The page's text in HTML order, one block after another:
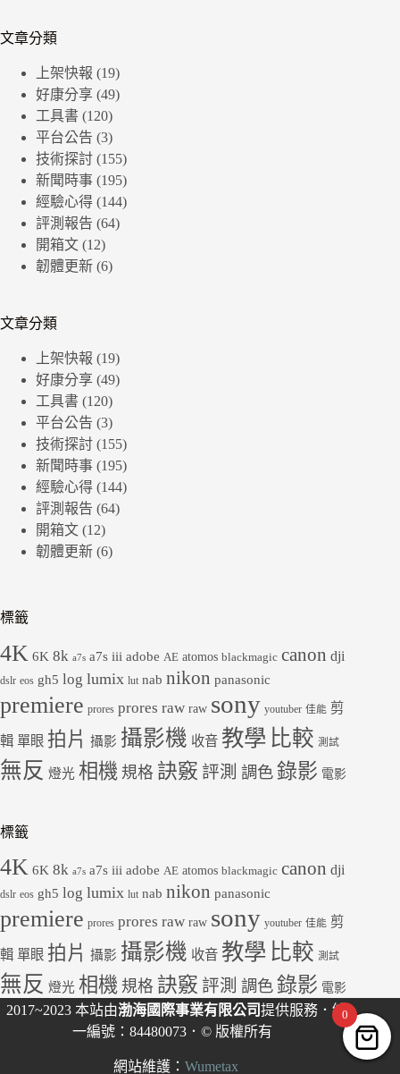
文章分類
上架快報 (19)
好康分享 (49)
工具書 (120)
平台公告 (3)
技術探討 (155)
新聞時事 (195)
經驗心得 (144)
評測報告 (64)
開箱文 (12)
韌體更新 (6)
文章分類
上架快報 (19)
好康分享 (49)
工具書 (120)
平台公告 (3)
技術探討 (155)
新聞時事 (195)
經驗心得 (144)
評測報告 (64)
開箱文 (12)
韌體更新 (6)
標籤
4K 6K 8k a7s a7s iii adobe AE atomos blackmagic canon dji
dslr eos gh5 log lumix lut nab nikon panasonic
premiere prores prores raw raw sony youtuber 佳能 剪
輯 單眼 拍片 攝影 攝影機 收音 教學 比較 測試
無反 燈光 相機 規格 訣竅 評測 調色 錄影 電影
標籤
4K 6K 8k a7s a7s iii adobe AE atomos blackmagic canon dji
dslr eos gh5 log lumix lut nab nikon panasonic
premiere prores prores raw raw sony youtuber 佳能 剪
輯 單眼 拍片 攝影 攝影機 收音 教學 比較 測試
無反 燈光 相機 規格 訣竅 評測 調色 錄影 電影
2017~2023 本站由渤海國際事業有限公司 提供服務．統
一編號：84480073．© 版權所有
網站維護：Wumetax
0